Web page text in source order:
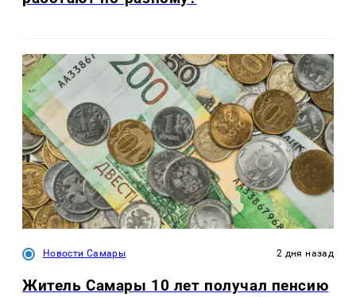
Новости Самары 2 дня назад
Житель Самары 10 лет получал пенсию